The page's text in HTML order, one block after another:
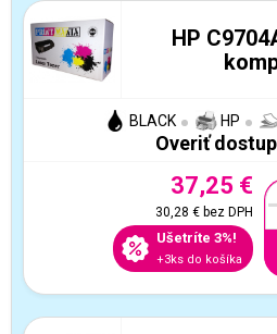
HP
BLACK HP
Overiť
37,25 €
30,28 €bez DPH
Ušetríte 3%!
+3ks do košíka